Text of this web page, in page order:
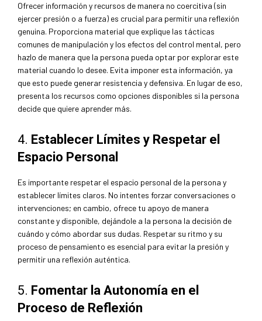
Ofrecer información y recursos de manera no coercitiva (sin
ejercer presión o a fuerza) es crucial para permitir una reflexión
genuina. Proporciona material que explique las tácticas
comunes de manipulación y los efectos del control mental, pero
hazlo de manera que la persona pueda optar por explorar este
material cuando lo desee. Evita imponer esta información, ya
que esto puede generar resistencia y defensiva. En lugar de eso,
presenta los recursos como opciones disponibles si la persona
decide que quiere aprender más.
4. Establecer Límites y Respetar el
Espacio Personal
Es importante respetar el espacio personal de la persona y
establecer límites claros. No intentes forzar conversaciones o
intervenciones; en cambio, ofrece tu apoyo de manera
constante y disponible, dejándole a la persona la decisión de
cuándo y cómo abordar sus dudas. Respetar su ritmo y su
proceso de pensamiento es esencial para evitar la presión y
permitir una reflexión auténtica.
5. Fomentar la Autonomía en el
Proceso de Reflexión